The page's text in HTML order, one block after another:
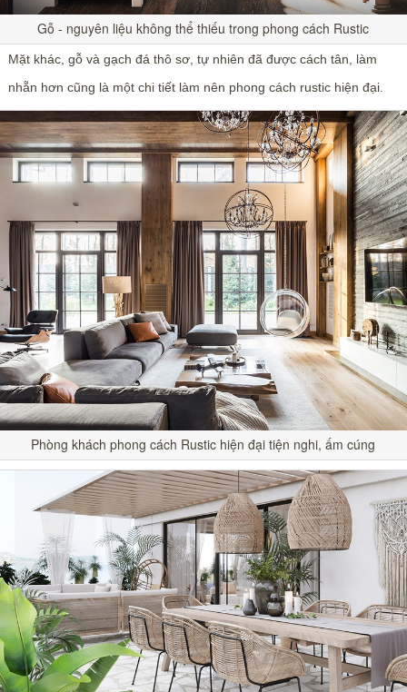
Gỗ - nguyên liệu không thể thiếu trong phong cách Rustic
Mặt khác, gỗ và gạch đá thô sơ, tự nhiên đã được cách tân, làm
nhẵn hơn cũng là một chi tiết làm nên phong cách rustic hiện đại.
Phòng khách phong cách Rustic hiện đại tiện nghi, ấm cúng